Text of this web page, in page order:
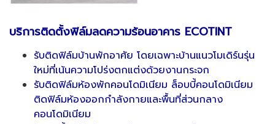
บริการติดตั้งฟิล์มลดความร้อนอาคาร ECOTINT
รับติดฟิล์มบ้านพักอาศัย โดยเฉพาะบ้านแนวโมเดิร์นรุ่น
ใหม่ที่เน้นความโปร่งตกแต่งด้วยงานกระจก
รับติดฟิล์มห้องพักคอนโดมิเนียม ล็อบบี้คอนโดมิเนียม
ติดฟิล์มห้องออกกำลังกายและพื้นที่ส่วนกลาง
คอนโดมิเนียม